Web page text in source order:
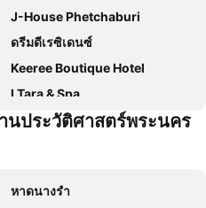
J-House Phetchaburi
ดรีมดีเรซิเดนซ์
Keeree Boutique Hotel
I Tara & Spa
Cozy Place
นประวัติศาสตร์พระนคร
หาดนางรำ